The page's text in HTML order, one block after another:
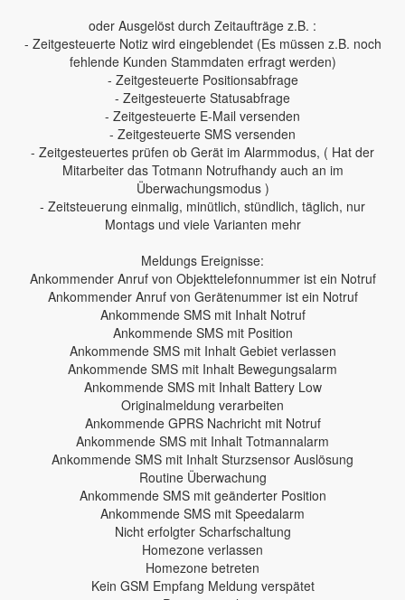
oder Ausgelöst durch Zeitaufträge z.B. :
- Zeitgesteuerte Notiz wird eingeblendet (Es müssen z.B. noch
fehlende Kunden Stammdaten erfragt werden)
- Zeitgesteuerte Positionsabfrage
- Zeitgesteuerte Statusabfrage
- Zeitgesteuerte E-Mail versenden
- Zeitgesteuerte SMS versenden
- Zeitgesteuertes prüfen ob Gerät im Alarmmodus, ( Hat der
Mitarbeiter das Totmann Notrufhandy auch an im
Überwachungsmodus )
- Zeitsteuerung einmalig, minütlich, stündlich, täglich, nur
Montags und viele Varianten mehr
Meldungs Ereignisse:
Ankommender Anruf von Objekttelefonnummer ist ein Notruf
Ankommender Anruf von Gerätenummer ist ein Notruf
Ankommende SMS mit Inhalt Notruf
Ankommende SMS mit Position
Ankommende SMS mit Inhalt Gebiet verlassen
Ankommende SMS mit Inhalt Bewegungsalarm
Ankommende SMS mit Inhalt Battery Low
Originalmeldung verarbeiten
Ankommende GPRS Nachricht mit Notruf
Ankommende SMS mit Inhalt Totmannalarm
Ankommende SMS mit Inhalt Sturzsensor Auslösung
Routine Überwachung
Ankommende SMS mit geänderter Position
Ankommende SMS mit Speedalarm
Nicht erfolgter Scharfschaltung
Homezone verlassen
Homezone betreten
Kein GSM Empfang Meldung verspätet